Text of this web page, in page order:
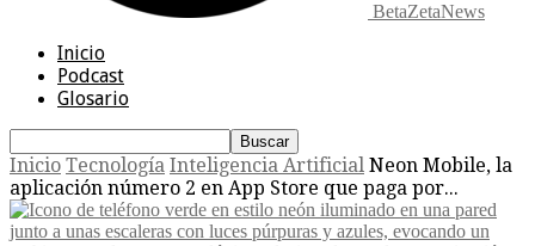
BetaZetaNews
Inicio
Podcast
Glosario
Inicio Tecnología Inteligencia Artificial Neon Mobile, la
aplicación número 2 en App Store que paga por...